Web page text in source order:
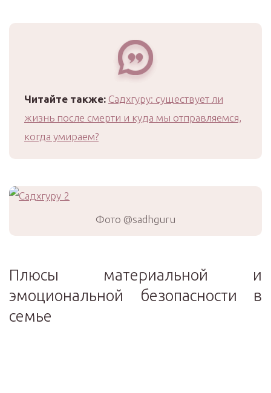
Читайте также: Садхгуру: существует ли
жизнь после смерти и куда мы отправляемся,
когда умираем?
Фото @sadhguru
Плюсы материальной и
эмоциональной безопасности в
семье